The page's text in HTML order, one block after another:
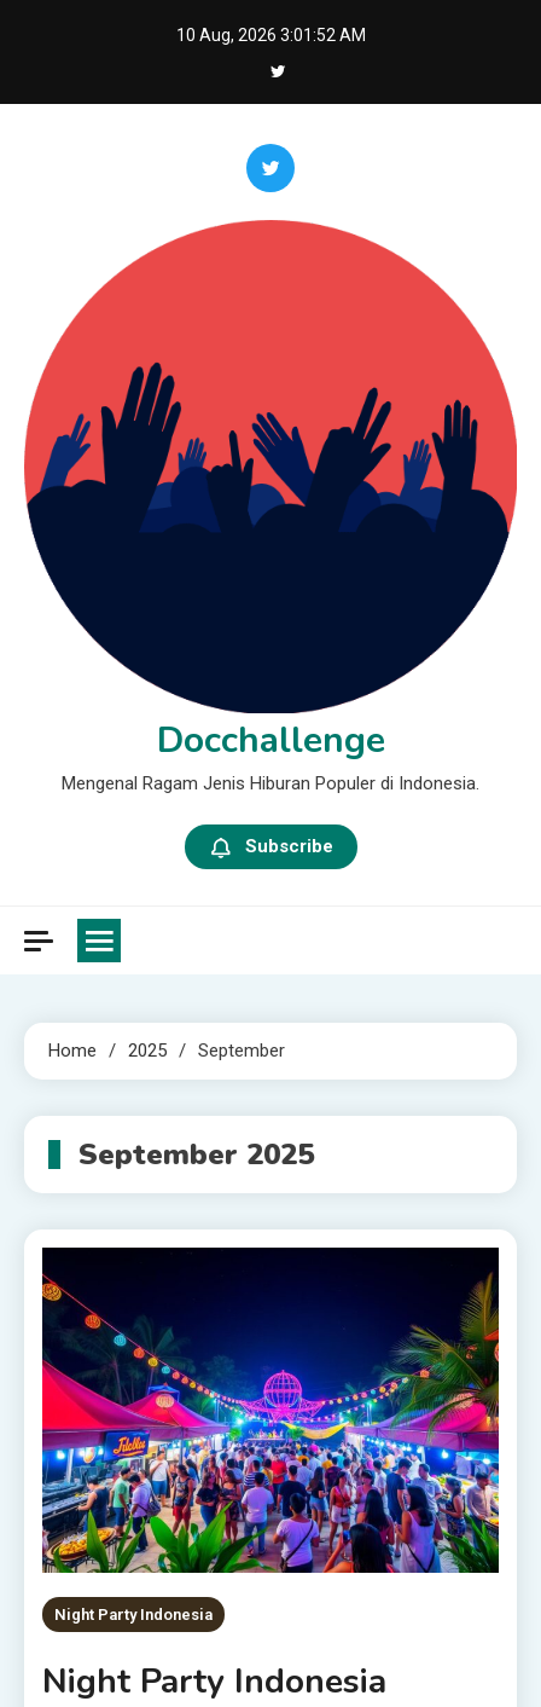
10 Aug, 2026 3:01:54 AM
Docchallenge
Mengenal Ragam Jenis Hiburan Populer di Indonesia.
Subscribe
Home 2025 September
September 2025
Night Party Indonesia
Night Party Indonesia